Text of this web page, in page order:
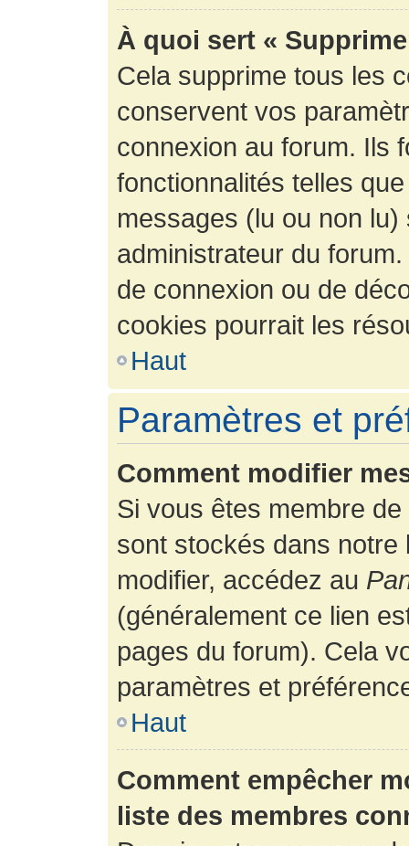
À quoi sert «
Cela supprime tous les
conservent vos
connexion au forum. Ils
fonctionnalités telles
messages (lu ou non
administrateur du
de connexion ou de
cookies pourrait les
Haut
Paramètres et
Comment modifier
Si vous êtes membre
sont stockés dans
modifier, accédez au
(généralement ce lien
pages du forum). Cela
paramètres et
Haut
Comment empêcher
liste des membres